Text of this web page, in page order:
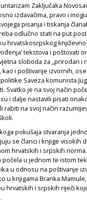
Zaključaka
izdavačima, pravo i
pisanja i tiskanja
odlučno stati na put
hrvatskosrpskog
tekstova i poštovati
sloboda za „prirodan
kao i poštivanje izvornih,
Saveza komunista
Svatko je na svoj način
i dalje nastavili pisati
rabiti na svoj način
pokušaja stvaranja
se članci i knjige visokih
hrvatskih i srpskih
u jednom te istom
u odnosu na poštivanje
u knjigama Branka
hrvatskih i srpskih riječi